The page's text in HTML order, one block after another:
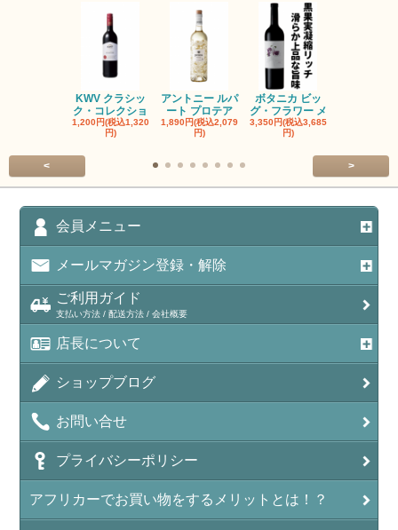
KWV クラシッ
ク・コレクショ
1,200円(税込1,320
円)
アントニー ルパ
ート プロテア
1,890円(税込2,079
円)
ボタニカ ビッ
グ・フラワー メ
3,350円(税込3,685
円)
< >
会員メニュー
メールマガジン登録・解除
ご利用ガイド
支払い方法 / 配送方法 / 会社概要
店長について
ショップブログ
お問い合せ
プライバシーポリシー
アフリカーでお買い物をするメリットとは！？